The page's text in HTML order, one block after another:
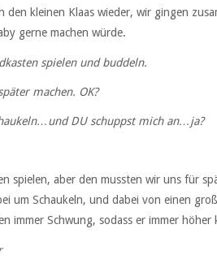
den kleinen Klaas wieder, wir gingen
gerne machen würde.
spielen und buddeln.
machen. OK?
DU schuppst mich an…ja?
spielen, aber den mussten wir uns für
um Schaukeln, und dabei von einen
immer Schwung, sodass er immer höher